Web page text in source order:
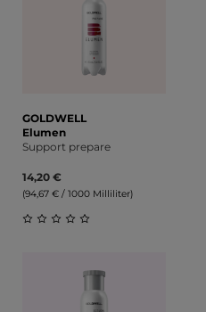
GOLDWELL
Elumen
Support prepare
14,20 €
(94,67 € / 1000 Milliliter)